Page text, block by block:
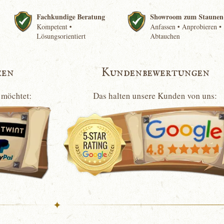
Fachkundige Beratung
Kompetent •
Lösungsorientiert
Showroom zum Staunen
Anfassen • Anprobieren •
Abtauchen
Kundenbewertungen
Das halten unsere Kunden von uns:
✦